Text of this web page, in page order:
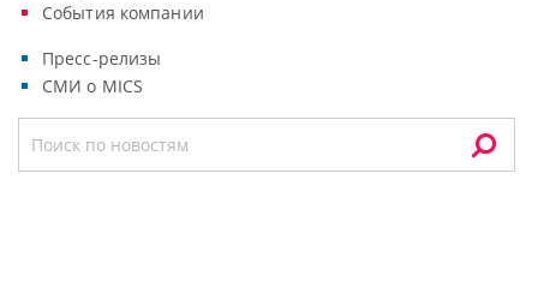
События компании
Пресс-релизы
СМИ о MICS